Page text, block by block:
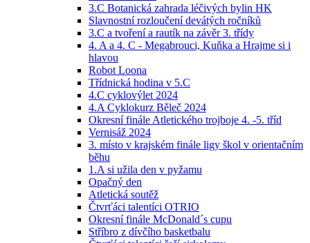
3.C Botanická zahrada léčivých bylin HK
Slavnostní rozloučení devátých ročníků
3.C a tvoření a rautík na závěr 3. třídy
4. A a 4. C - Megabrouci, Kuňka a Hrajme si i
hlavou
Robot Loona
Třídnická hodina v 5.C
4.C cyklovýlet 2024
4.A Cyklokurz Běleč 2024
Okresní finále Atletického trojboje 4. -5. tříd
Vernisáž 2024
3. místo v krajském finále ligy škol v orientačním
běhu
1.A si užila den v pyžamu
Opačný den
Atletická soutěž
Čtvrťáci talentíci OTRIO
Okresní finále McDonald´s cupu
Stříbro z dívčího basketbalu